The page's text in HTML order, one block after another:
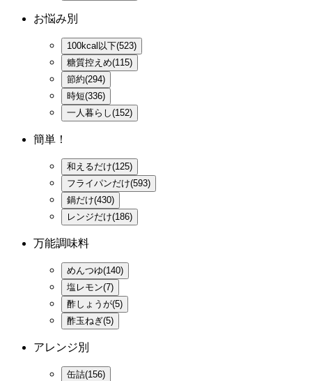
お悩み別
100kcal以下(523)
糖質控えめ(115)
節約(294)
時短(336)
一人暮らし(152)
簡単！
和えるだけ(125)
フライパンだけ(593)
鍋だけ(430)
レンジだけ(186)
万能調味料
めんつゆ(140)
塩レモン(7)
酢しょうが(5)
酢玉ねぎ(5)
アレンジ別
缶詰(156)